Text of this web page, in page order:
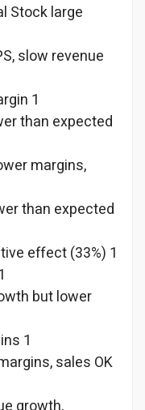
Stock large
slow revenue
1
than expected
margins,
than expected
effect (33%) 1
but lower
1
sales OK